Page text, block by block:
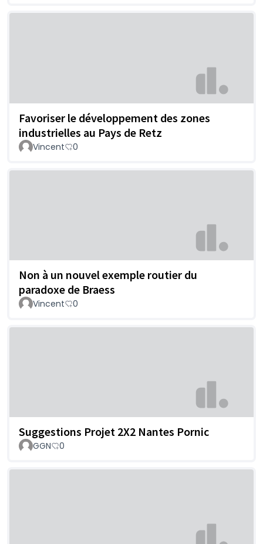
Favoriser le développement des zones
industrielles au Pays de Retz
Vincent 0
Non à un nouvel exemple routier du
paradoxe de Braess
Vincent 0
Suggestions Projet 2X2 Nantes Pornic
GGN 0